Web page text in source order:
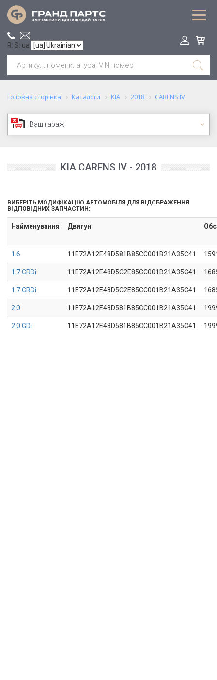
R: S: ua
Головна сторінка Каталоги KIA 2018 CARENS IV
Ваш гараж
KIA CARENS IV - 2018
ВИБЕРІТЬ МОДИФІКАЦІЮ АВТОМОБІЛЯ ДЛЯ ВІДОБРАЖЕННЯ
ВІДПОВІДНИХ ЗАПЧАСТИН:
Найменування Двигун
1.6 11E72A12E48D581B85CC001B21A35C41
1.7 CRDi 11E72A12E48D5C2E85CC001B21A35C41
1.7 CRDi 11E72A12E48D5C2E85CC001B21A35C41
2.0 11E72A12E48D581B85CC001B21A35C41
2.0 GDi 11E72A12E48D581B85CC001B21A35C41